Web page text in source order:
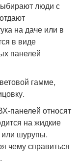
люди с
на даче или в
в виде
панелей
гамме,
панелей относят
на жидкие
или шурупы.
чему справиться